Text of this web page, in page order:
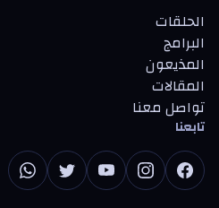
الحلقات
البرامج
المذيعون
المقالات
تواصل معنا
تابعنا